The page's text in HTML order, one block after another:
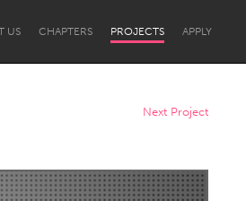
US CHAPTERS PROJECTS APPLY
Next Project